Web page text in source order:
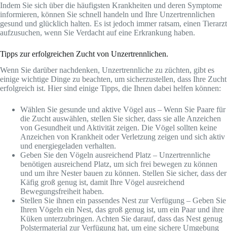
Indem Sie sich über die häufigsten Krankheiten und deren Symptome
informieren, können Sie schnell handeln und Ihre Unzertrennlichen
gesund und glücklich halten. Es ist jedoch immer ratsam, einen Tierarzt
aufzusuchen, wenn Sie Verdacht auf eine Erkrankung haben.
Tipps zur erfolgreichen Zucht von Unzertrennlichen.
Wenn Sie darüber nachdenken, Unzertrennliche zu züchten, gibt es
einige wichtige Dinge zu beachten, um sicherzustellen, dass Ihre Zucht
erfolgreich ist. Hier sind einige Tipps, die Ihnen dabei helfen können:
Wählen Sie gesunde und aktive Vögel aus – Wenn Sie Paare für
die Zucht auswählen, stellen Sie sicher, dass sie alle Anzeichen
von Gesundheit und Aktivität zeigen. Die Vögel sollten keine
Anzeichen von Krankheit oder Verletzung zeigen und sich aktiv
und energiegeladen verhalten.
Geben Sie den Vögeln ausreichend Platz – Unzertrennliche
benötigen ausreichend Platz, um sich frei bewegen zu können
und um ihre Nester bauen zu können. Stellen Sie sicher, dass der
Käfig groß genug ist, damit Ihre Vögel ausreichend
Bewegungsfreiheit haben.
Stellen Sie ihnen ein passendes Nest zur Verfügung – Geben Sie
Ihren Vögeln ein Nest, das groß genug ist, um ein Paar und ihre
Küken unterzubringen. Achten Sie darauf, dass das Nest genug
Polstermaterial zur Verfügung hat, um eine sichere Umgebung